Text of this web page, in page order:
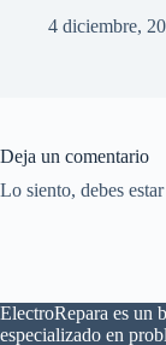
4 diciembre,
Deja un comentario
Lo siento, debes estar
ElectroRepara es un
especializado en